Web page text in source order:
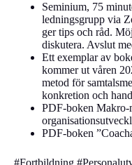
Seminium, 75
ledningsgrupp via
ger tips och råd.
diskutera. Avslut
Ett exemplar av
kommer ut våren
metod för
konkretion och
PDF-boken
PDF-boken